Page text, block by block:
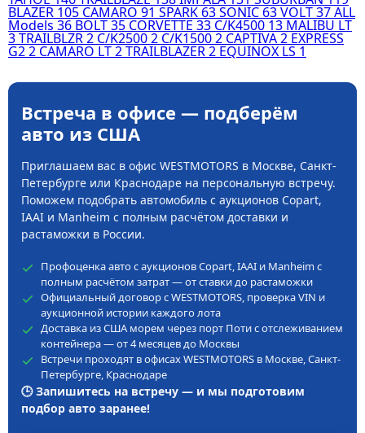
BLAZER 105 CAMARO 91 SPARK 63SONIC 63VOLT37ALL
Models 36 BOLT35 CORVETTE 33 C/K4500 13 MALIBU LT
3TRAILBLZR2 C/K25002 C/K15002 CAPTIVA2 EXPRESS
G22 CAMARO LT2TRAILBLAZER2 EQUINOX LS 1
Встреча в офисе — подберём
авто из США
Приглашаем вас в офис WESTMOTORS в Москве, Санкт-
Петербурге или Краснодаре на персональную встречу.
Поможем подобрать автомобиль с аукционов Copart,
IAAI и Manheim с полным расчётом доставки и
растаможки в России.
Профоценка авто с аукционов Copart, IAAI и Manheim с
полным расчётом затрат — от ставки до растаможки
Официальный договор с WESTMOTORS, проверка VIN и
аукционной истории каждого лота
Доставка из США морем через порт Поти с отслеживанием
контейнера — от 4 месяцев до Москвы
Встречи проходят в офисах WESTMOTORS в Москве, Санкт-
Петербурге, Краснодаре
🕒 Запишитесь на встречу — и мы подготовим
подбор авто заранее!